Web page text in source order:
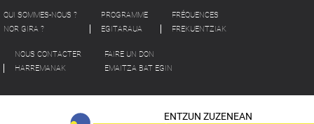
QUI SOMMES-NOUS ?
NOR GIRA ?
PROGRAMME
EGITARAUA
FRÉQUENCES
FREKUENTZIAK
NOUS CONTACTER
HARREMANAK
FAIRE UN DON
EMAITZA BAT EGIN
ENTZUN ZUZENEAN